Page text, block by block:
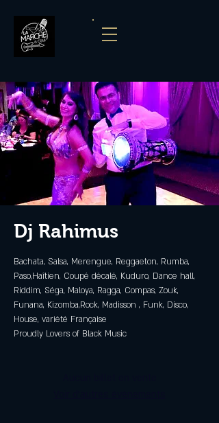
Dj Rahimus
Bachata, Salsa, Merengue, Reggaeton, Rumba,
Paso,Haîtien, Coupé décalé, Kuduro, Dance hall,
Riddim, Séga, Maloya, Ragga, Compas, Zouk,
Funana, Kizomba,Rock, Madisson , Funk, Disco,
House, variété Française
Proudly Lovers of Black Music